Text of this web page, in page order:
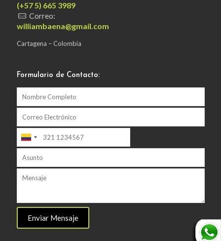
(+57 5) 665 3989
Correo:
williambaena@gmail.com
Cartagena – Colombia
Formulario de Contacto: